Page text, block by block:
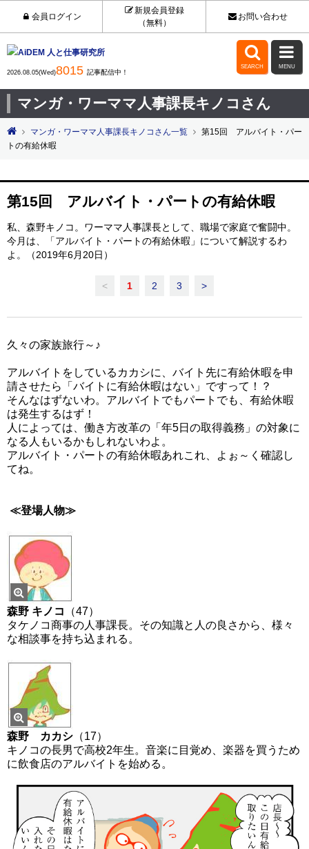
会員ログイン
新規会員登録
（無料）
お問い合わせ
2026.08.05(Wed)8015 記事配信中！

SEARCH

MENU
マンガ・ワーママ人事課長キノコさん
マンガ・ワーママ人事課長キノコさん一覧
第15回 アルバイト・パー
トの有給休暇
第15回 アルバイト・パートの有給休暇
私、森野キノコ。ワーママ人事課長として、職場で家庭で奮闘中。
今月は、「アルバイト・パートの有給休暇」について解説するわ
よ。（2019年6月20日）
< 1 2 3 >
久々の家族旅行～♪
アルバイトをしているカカシに、バイト先に有給休暇を申
請させたら「バイトに有給休暇はない」ですって！？
そんなはずないわ。アルバイトでもパートでも、有給休暇
は発生するはず！
人によっては、働き方改革の「年5日の取得義務」の対象に
なる人もいるかもしれないわよ。
アルバイト・パートの有給休暇あれこれ、よぉ～く確認し
てね。
≪登場人物≫
森野 キノコ
（47）
タケノコ商事の人事課長。その知識と人の良さから、様々
な相談事を持ち込まれる。
森野 カカシ （17）
キノコの長男で高校2年生。音楽に目覚め、楽器を買うため
に飲食店のアルバイトを始める。